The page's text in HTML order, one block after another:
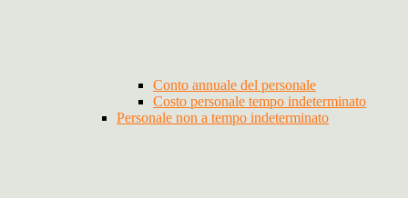
Conto annuale del personale
Costo personale tempo indeterminato
Personale non a tempo indeterminato